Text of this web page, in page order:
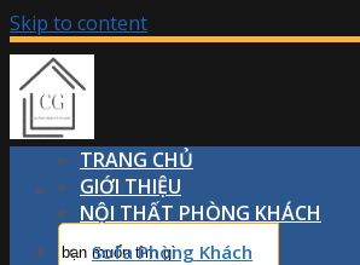
Skip to content
TRANG CHỦ
GIỚI THIỆU
NỘI THẤT PHÒNG KHÁCH
Sofa Phòng Khách